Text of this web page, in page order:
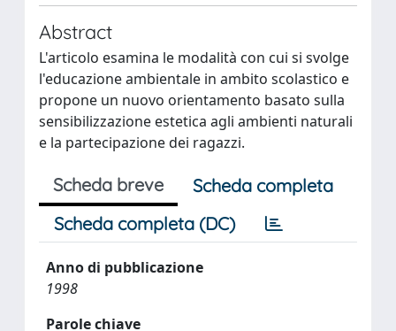
Abstract
L'articolo esamina le modalità con cui si svolge
l'educazione ambientale in ambito scolastico e
propone un nuovo orientamento basato sulla
sensibilizzazione estetica agli ambienti naturali
e la partecipazione dei ragazzi.
Scheda breve
Scheda completa
Scheda completa (DC)
Anno di pubblicazione
1998
Parole chiave